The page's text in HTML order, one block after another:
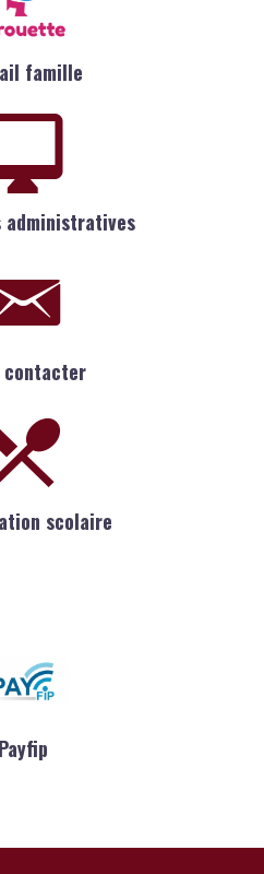
famille
administratives
contacter
scolaire
Payfip